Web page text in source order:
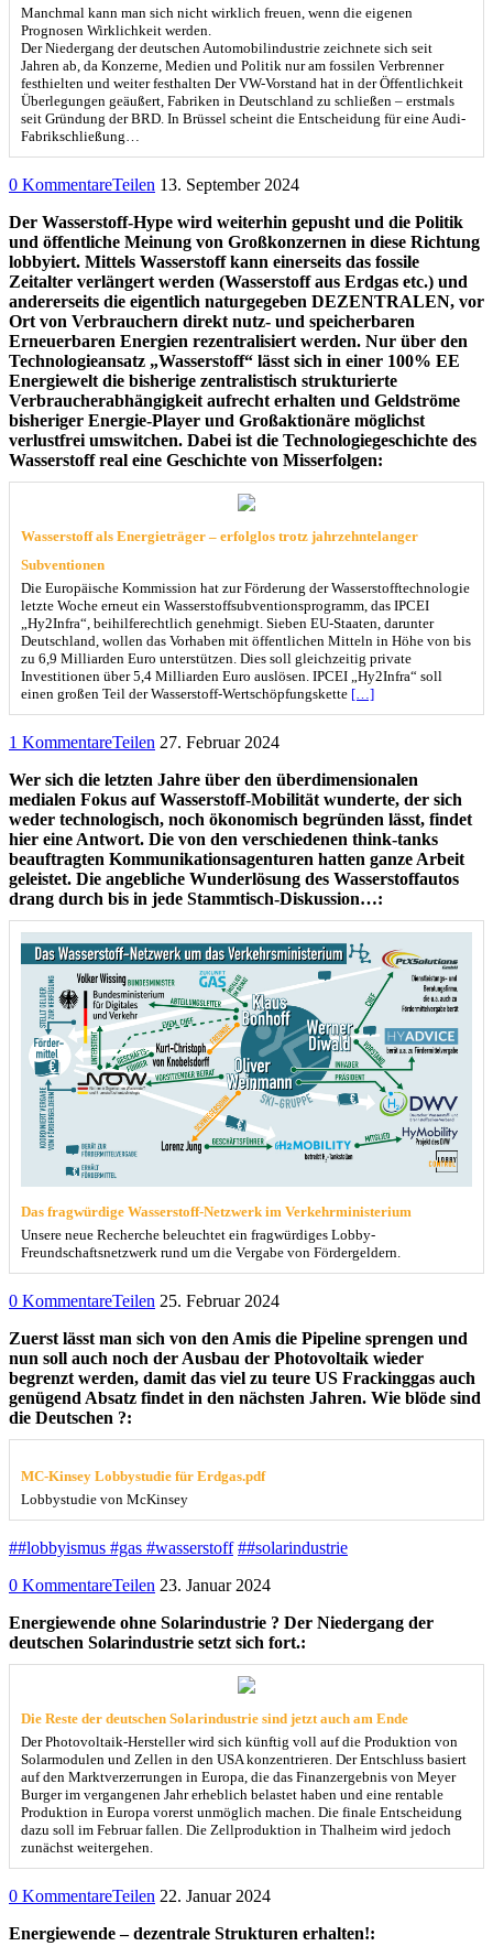
Manchmal kann man sich nicht wirklich freuen, wenn die eigenen
Prognosen Wirklichkeit werden.
Der Niedergang der deutschen Automobilindustrie zeichnete sich seit
Jahren ab, da Konzerne, Medien und Politik nur am fossilen Verbrenner
festhielten und weiter festhalten Der VW-Vorstand hat in der Öffentlichkeit
Überlegungen geäußert, Fabriken in Deutschland zu schließen – erstmals
seit Gründung der BRD. In Brüssel scheint die Entscheidung für eine Audi-
Fabrikschließung…
0 KommentareTeilen 13. September 2024
Der Wasserstoff-Hype wird weiterhin gepusht und die Politik
und öffentliche Meinung von Großkonzernen in diese Richtung
lobbyiert. Mittels Wasserstoff kann einerseits das fossile
Zeitalter verlängert werden (Wasserstoff aus Erdgas etc.) und
andererseits die eigentlich naturgegeben DEZENTRALEN, vor
Ort von Verbrauchern direkt nutz- und speicherbaren
Erneuerbaren Energien rezentralisiert werden. Nur über den
Technologieansatz „Wasserstoff“ lässt sich in einer 100% EE
Energiewelt die bisherige zentralistisch strukturierte
Verbraucherabhängigkeit aufrecht erhalten und Geldströme
bisheriger Energie-Player und Großaktionäre möglichst
verlustfrei umswitchen. Dabei ist die Technologiegeschichte des
Wasserstoff real eine Geschichte von Misserfolgen:
Wasserstoff als Energieträger – erfolglos trotz jahrzehntelanger
Subventionen
Die Europäische Kommission hat zur Förderung der Wasserstofftechnologie
letzte Woche erneut ein Wasserstoffsubventionsprogramm, das IPCEI
„Hy2Infra“, beihilferechtlich genehmigt. Sieben EU-Staaten, darunter
Deutschland, wollen das Vorhaben mit öffentlichen Mitteln in Höhe von bis
zu 6,9 Milliarden Euro unterstützen. Dies soll gleichzeitig private
Investitionen über 5,4 Milliarden Euro auslösen. IPCEI „Hy2Infra“ soll
einen großen Teil der Wasserstoff-Wertschöpfungskette […]
1 KommentareTeilen 27. Februar 2024
Wer sich die letzten Jahre über den überdimensionalen
medialen Fokus auf Wasserstoff-Mobilität wunderte, der sich
weder technologisch, noch ökonomisch begründen lässt, findet
hier eine Antwort. Die von den verschiedenen think-tanks
beauftragten Kommunikationsagenturen hatten ganze Arbeit
geleistet. Die angebliche Wunderlösung des Wasserstoffautos
drang durch bis in jede Stammtisch-Diskussion…:
Das fragwürdige Wasserstoff-Netzwerk im Verkehrministerium
Unsere neue Recherche beleuchtet ein fragwürdiges Lobby-
Freundschaftsnetzwerk rund um die Vergabe von Fördergeldern.
0 KommentareTeilen 25. Februar 2024
Zuerst lässt man sich von den Amis die Pipeline sprengen und
nun soll auch noch der Ausbau der Photovoltaik wieder
begrenzt werden, damit das viel zu teure US Frackinggas auch
genügend Absatz findet in den nächsten Jahren. Wie blöde sind
die Deutschen ?:
MC-Kinsey Lobbystudie für Erdgas.pdf
Lobbystudie von McKinsey
##lobbyismus #gas #wasserstoff ##solarindustrie
0 KommentareTeilen 23. Januar 2024
Energiewende ohne Solarindustrie ? Der Niedergang der
deutschen Solarindustrie setzt sich fort.:
Die Reste der deutschen Solarindustrie sind jetzt auch am Ende
Der Photovoltaik-Hersteller wird sich künftig voll auf die Produktion von
Solarmodulen und Zellen in den USA konzentrieren. Der Entschluss basiert
auf den Marktverzerrungen in Europa, die das Finanzergebnis von Meyer
Burger im vergangenen Jahr erheblich belastet haben und eine rentable
Produktion in Europa vorerst unmöglich machen. Die finale Entscheidung
dazu soll im Februar fallen. Die Zellproduktion in Thalheim wird jedoch
zunächst weitergehen.
0 KommentareTeilen 22. Januar 2024
Energiewende – dezentrale Strukturen erhalten!: